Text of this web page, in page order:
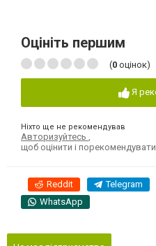
Оцініть першим
(0 оцінок)
Я
Ніхто ще не рекомендував
Авторизуйтесь
щоб оцінити і порекомендувати
Reddit Telegram
WhatsApp